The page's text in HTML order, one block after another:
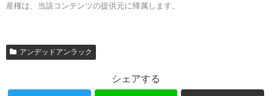
産権は、当該コンテンツの提供元に帰属します。
アンデッドアンラック
シェアする